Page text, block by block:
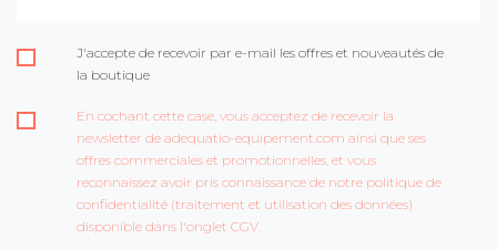
J'accepte de recevoir par e-mail les offres et nouveautés de
la boutique
En cochant cette case, vous acceptez de recevoir la
newsletter de adequatio-equipement.com ainsi que ses
offres commerciales et promotionnelles, et vous
reconnaissez avoir pris connaissance de notre politique de
confidentialité (traitement et utilisation des données)
disponible dans l'onglet CGV.